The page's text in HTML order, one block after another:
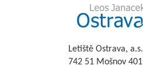
Letiště Ostrava, a.s.
742 51 Mošnov 401